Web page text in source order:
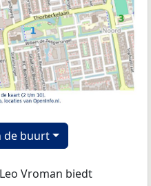
de buurt
Vroman biedt